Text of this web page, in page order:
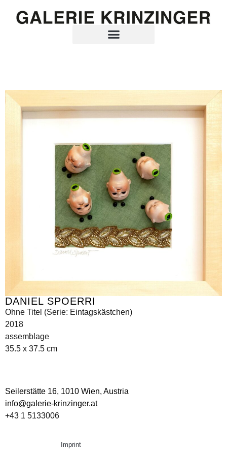
DANIEL SPOERRI
Ohne Titel (Serie: Eintagskästchen)
2018
assemblage
35.5 x 37.5 cm
Seilerstätte 16, 1010 Wien, Austria
info@galerie-krinzinger.at
+43 1 5133006
Imprint